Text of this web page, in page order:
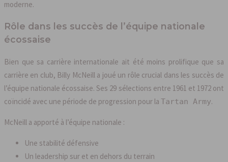
moderne.
Rôle dans les succès de l’équipe nationale
écossaise
Bien que sa carrière internationale ait été moins prolifique que sa
carrière en club, Billy McNeill a joué un rôle crucial dans les succès de
l’équipe nationale écossaise. Ses 29 sélections entre 1961 et 1972 ont
coïncidé avec une période de progression pour la Tartan Army.
McNeill a apporté à l’équipe nationale :
Une stabilité défensive
Un leadership sur et en dehors du terrain